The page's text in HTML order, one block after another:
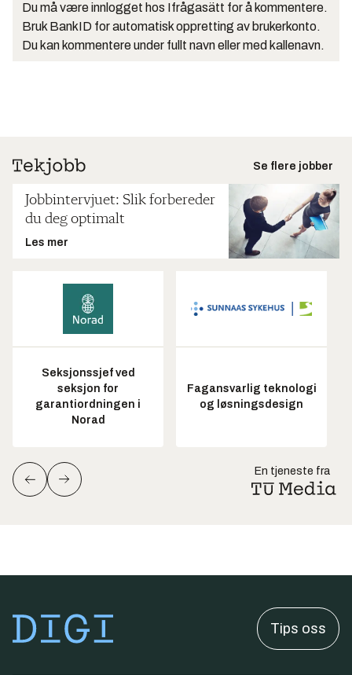
Du må være innlogget hos Ifrågasätt for å kommentere.
Bruk BankID for automatisk oppretting av brukerkonto.
Du kan kommentere under fullt navn eller med kallenavn.
Se flere jobber
Jobbintervjuet: Slik forbereder
du deg optimalt
Les mer
Seksjonssjef ved
seksjon for
garantiordningen i
Norad
Fagansvarlig teknologi
og løsningsdesign
En tjeneste fra
Tips oss